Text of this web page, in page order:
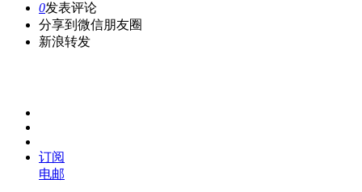
0发表评论
分享到微信朋友圈
新浪转发
订阅
电邮